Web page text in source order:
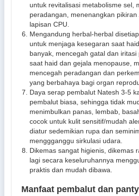
untuk revitalisasi metabolisme sel,
peradangan, menenangkan
lapisan CPU.
Mengandung herbal-herbal
untuk menjaga kesegaran saat
banyak, mencegah gatal dan
saat haid dan gejala menopause,
mencegah peradangan dan
yang berbahaya bagi organ
Daya serap pembalut Natesh 3-5
pembalut biasa, sehingga tidak
menimbulkan panas, lembab,
cocok untuk kulit sensitif/mudah
diatur sedemikian rupa dan
menggganggu sirkulasi udara.
Dikemas sangat higienis, dikemas
lagi secara keseluruhannya
praktis dan mudah dibawa.
Manfaat pembalut dan